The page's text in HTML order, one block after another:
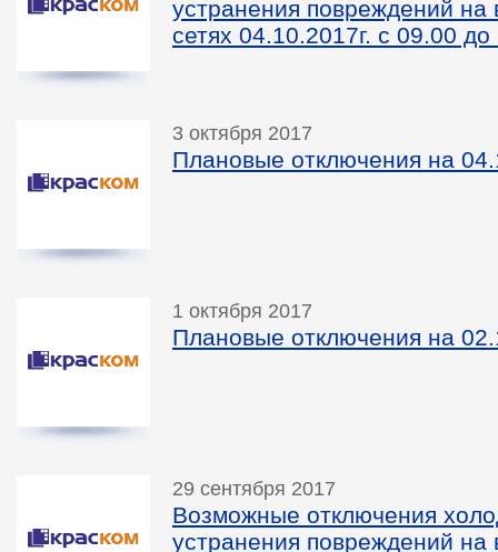
устранения повреждений на
сетях 04.10.2017г. с 09.00
3 октября 2017
Плановые отключения на
1 октября 2017
Плановые отключения на
29 сентября 2017
Возможные отключения
устранения повреждений на